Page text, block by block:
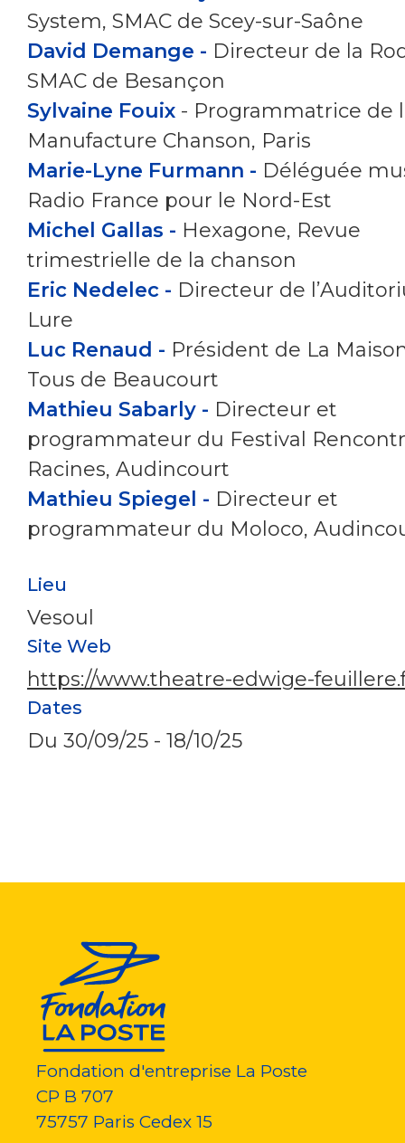
System, SMAC de Scey-sur-Saône
David Demange - Directeur de la
SMAC de Besançon
Sylvaine Fouix - Programmatrice de
Manufacture Chanson, Paris
Marie-Lyne Furmann - Déléguée
Radio France pour le Nord-Est
Michel Gallas - Hexagone, Revue
trimestrielle de la chanson
Eric Nedelec - Directeur de
Lure
Luc Renaud - Président de La
Tous de Beaucourt
Mathieu Sabarly - Directeur et
programmateur du Festival
Racines, Audincourt
Mathieu Spiegel - Directeur et
programmateur du Moloco,
Lieu
Vesoul
Site Web
https://www.theatre-edwige-
Dates
Du 30/09/25 - 18/10/25
Fondation d'entreprise La Poste
CP B 707
75757 Paris Cedex 15